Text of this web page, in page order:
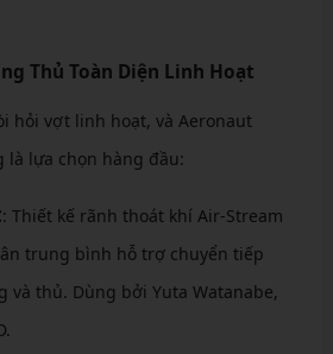
Thủ Toàn Diện Linh Hoạt
hỏi vợt linh hoạt, và Aeronaut
là lựa chọn hàng đầu:
: Thiết kế rãnh thoát khí Air-Stream
trung bình hỗ trợ chuyển tiếp
và thủ. Dùng bởi Yuta Watanabe,